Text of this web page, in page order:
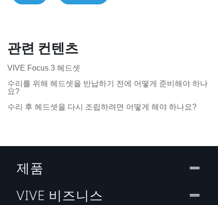
관련 컨텐츠
VIVE Focus 3 헤드셋
수리를 위해 헤드셋을 반납하기 전에 어떻게 준비해야 하나
요?
수리 후 헤드셋을 다시 조립하려면 어떻게 해야 하나요?
제품
VIVE 비즈니스